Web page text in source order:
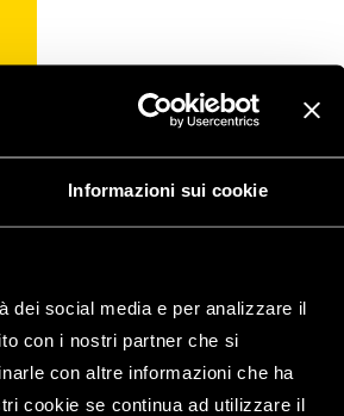
Informazioni sui cookie
dei social media e per analizzare il
con i nostri partner che si
con altre informazioni che ha
cookie se continua ad utilizzare il